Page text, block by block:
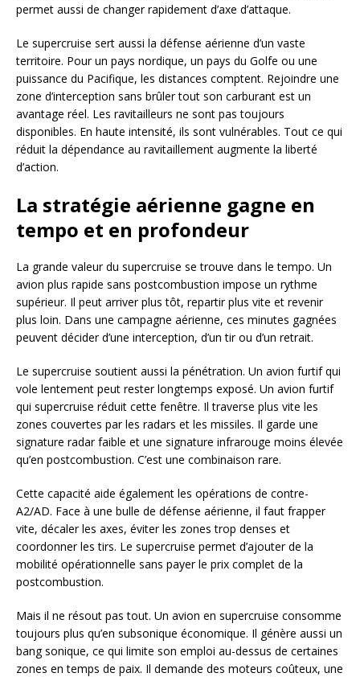
permet aussi de changer rapidement d’axe d’attaque.
Le supercruise sert aussi la défense aérienne d’un vaste
territoire. Pour un pays nordique, un pays du Golfe ou une
puissance du Pacifique, les distances comptent. Rejoindre une
zone d’interception sans brûler tout son carburant est un
avantage réel. Les ravitailleurs ne sont pas toujours
disponibles. En haute intensité, ils sont vulnérables. Tout ce qui
réduit la dépendance au ravitaillement augmente la liberté
d’action.
La stratégie aérienne gagne en
tempo et en profondeur
La grande valeur du supercruise se trouve dans le tempo. Un
avion plus rapide sans postcombustion impose un rythme
supérieur. Il peut arriver plus tôt, repartir plus vite et revenir
plus loin. Dans une campagne aérienne, ces minutes gagnées
peuvent décider d’une interception, d’un tir ou d’un retrait.
Le supercruise soutient aussi la pénétration. Un avion furtif qui
vole lentement peut rester longtemps exposé. Un avion furtif
qui supercruise réduit cette fenêtre. Il traverse plus vite les
zones couvertes par les radars et les missiles. Il garde une
signature radar faible et une signature infrarouge moins élevée
qu’en postcombustion. C’est une combinaison rare.
Cette capacité aide également les opérations de contre-
A2/AD. Face à une bulle de défense aérienne, il faut frapper
vite, décaler les axes, éviter les zones trop denses et
coordonner les tirs. Le supercruise permet d’ajouter de la
mobilité opérationnelle sans payer le prix complet de la
postcombustion.
Mais il ne résout pas tout. Un avion en supercruise consomme
toujours plus qu’en subsonique économique. Il génère aussi un
bang sonique, ce qui limite son emploi au-dessus de certaines
zones en temps de paix. Il demande des moteurs coûteux, une